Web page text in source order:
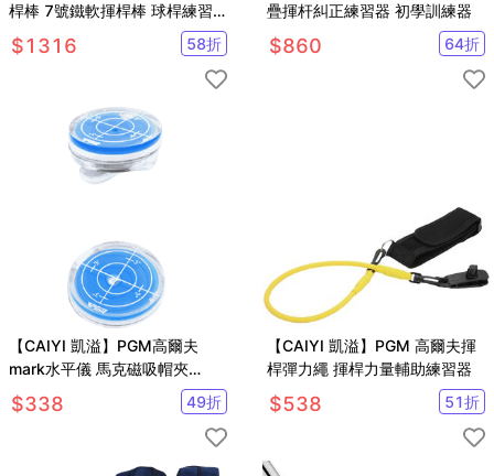
桿棒 7號鐵軟揮桿棒 球桿練習
軟棒 模擬真實球桿
$1316 58折
疊揮杆糾正練習器 初學訓練器
$860 64折
【CAIYI 凱溢】PGM高爾夫
mark水平儀 馬克磁吸帽夾
Mark果嶺球位標配件 2入
$338 49折
【CAIYI 凱溢】PGM 高爾夫揮
桿彈力繩 揮桿力量輔助練習器
$538 51折